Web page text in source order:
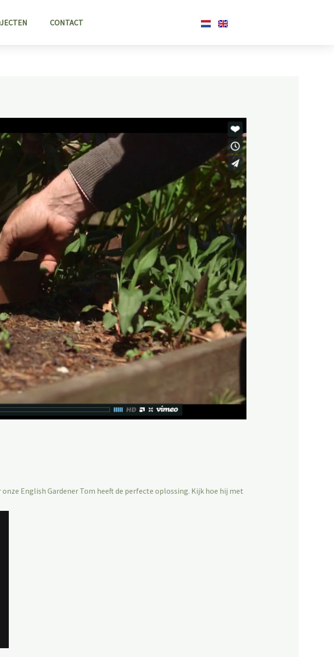
CONTACT
English Gardener Tom heeft de perfecte oplossing. Kijk hoe hij met